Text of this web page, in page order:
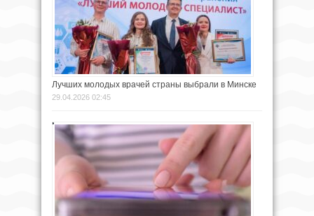
Лучших молодых врачей страны выбрали в Минске
29.04.2026 02:45